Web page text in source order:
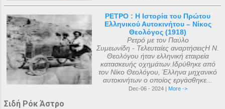
ΡΕΤΡΟ : Η Ιστορία του Πρώτου
Ελληνικού Αυτοκινήτου – Νίκος
Θεολόγος (1918)
Ρετρό με τον Παύλο
Συμεωνίδη - Τελευταίες αναρτήσειςΗ Ν.
Θεολόγου ήταν ελληνική εταιρεία
κατασκευής οχημάτων.Ιδρύθηκε από
τον Νίκο Θεολόγου, Έλληνα μηχανικό
αυτοκινήτων ο οποίος εργάσθηκε...
Dec-06 - 2024 | More ->
Σιδή Ρόκ Άστρο